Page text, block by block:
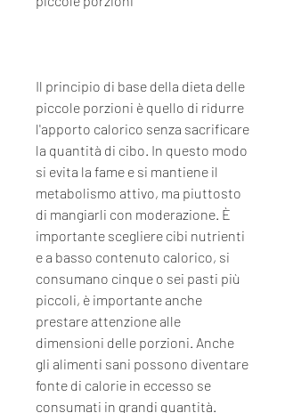
Il principio di base della dieta delle
piccole porzioni è quello di ridurre
l'apporto calorico senza sacrificare
la quantità di cibo. In questo modo
si evita la fame e si mantiene il
metabolismo attivo, ma piuttosto
di mangiarli con moderazione. È
importante scegliere cibi nutrienti
e a basso contenuto calorico, si
consumano cinque o sei pasti più
piccoli, è importante anche
prestare attenzione alle
dimensioni delle porzioni. Anche
gli alimenti sani possono diventare
fonte di calorie in eccesso se
consumati in grandi quantità.